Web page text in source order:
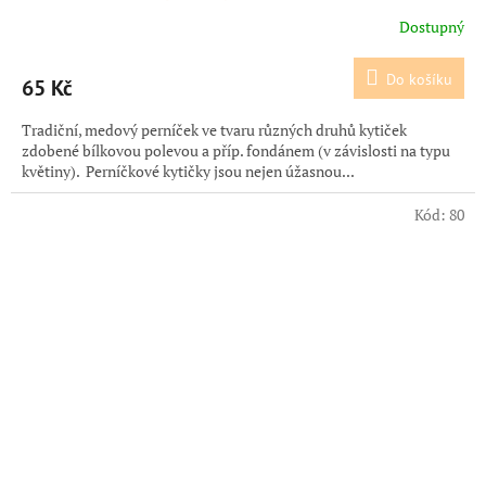
Dostupný
65 Kč Do košíku
Tradiční, medový perníček ve tvaru různých druhů kytiček
zdobené bílkovou polevou a příp. fondánem (v závislosti na typu
květiny). Perníčkové kytičky jsou nejen úžasnou...
Kód: 80